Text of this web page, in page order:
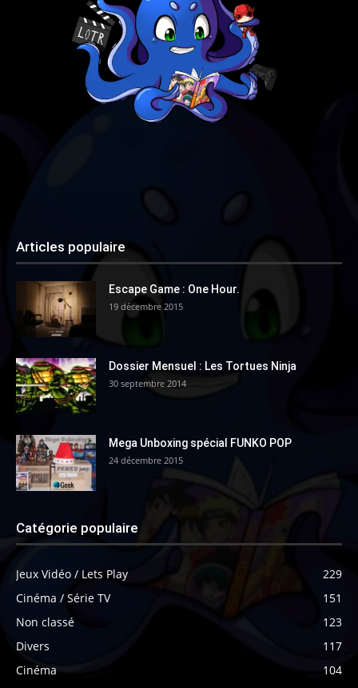
Articles populaire
Escape Game : One Hour.
19 décembre 2015
Dossier Mensuel : Les Tortues Ninja
30 septembre 2014
Mega Unboxing spécial FUNKO POP
24 décembre 2015
Catégorie populaire
Jeux Vidéo / Lets Play
229
Cinéma / Série TV
151
Non classé
123
Divers
117
Cinéma
104